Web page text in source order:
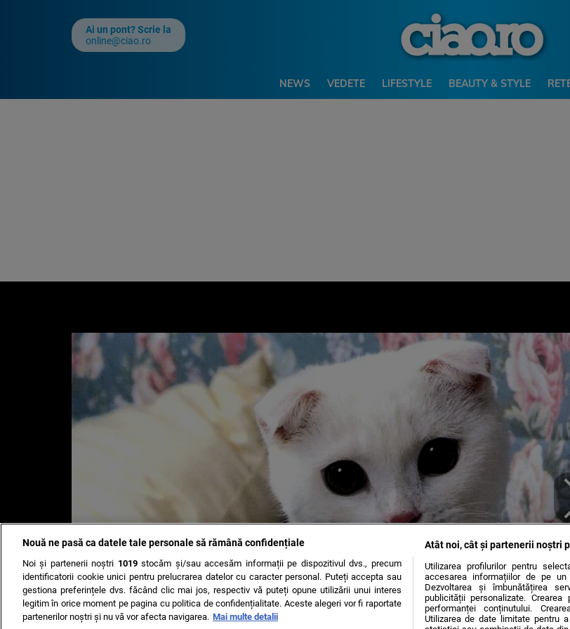
Ai un pont? Scrie la
online@ciao.ro
NEWS VEDETE LIFESTYLE BEAUTY & STYLE
Nouă ne pasă ca datele tale personale să rămână confidențiale
Noi și partenerii noștri 1019stocăm și/sau accesăm informații pe dispozitivul dvs., precum
identificatorii cookie unici pentru prelucrarea datelor cu caracter personal. Puteți accepta sau
gestiona preferințele dvs. făcând clic mai jos, respectiv vă puteți opune utilizării unui interes
legitim în orice moment pe pagina cu politica de confidențialitate. Aceste alegeri vor fi raportate
partenerilor noștri și nu vă vor afecta navigarea. Mai multe detalii
Atât noi, cât și partenerii noștri
Utilizarea profilurilor pentru
accesarea informațiilor de pe un
Dezvoltarea și îmbunătățirea
publicității personalizate.
performanței conținutului.
Utilizarea de date limitate pentru